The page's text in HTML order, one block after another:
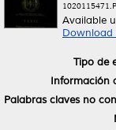
Available
Download
Tipo de
Información
Palabras claves no